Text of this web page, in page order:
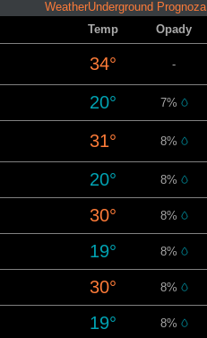
WeatherUnderground Prognoza
Temp Opady
34° -
20° 7%
31° 8%
20° 8%
30° 8%
19° 8%
30° 8%
19° 8%